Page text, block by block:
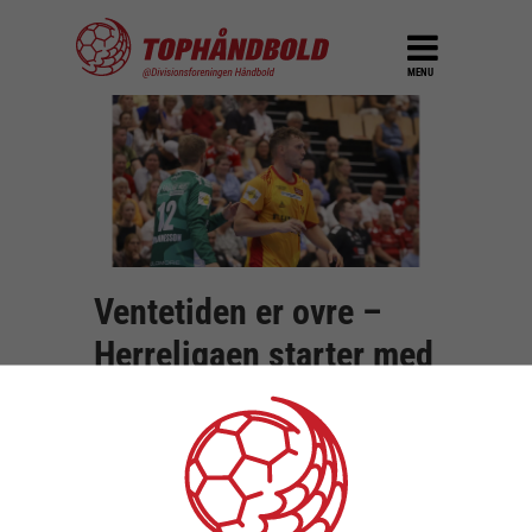
MENU
Ventetiden er ovre –
Herreligaen starter med
et brag i aften
3. september 2024
En lang sommerpause er endelig forbi, og i